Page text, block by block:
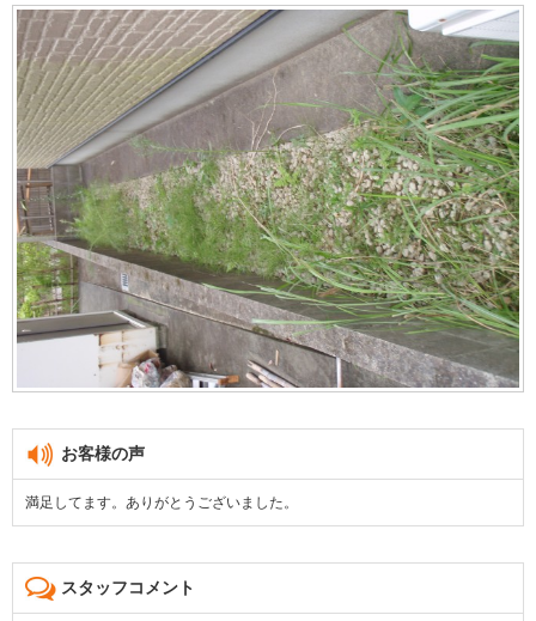
お客様の声
満足してます。ありがとうございました。
スタッフコメント